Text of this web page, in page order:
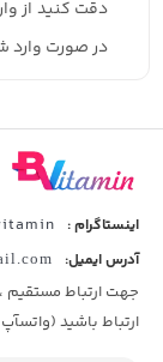
دقت کنید از
در صورت وارد
اینستاگرام :
آدرس ایمیل:
ارتباط باشید (واتسآپ